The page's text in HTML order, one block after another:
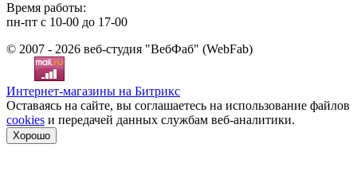
Время работы:
пн-пт с 10-00 до 17-00
© 2007 - 2026 веб-студия "ВебФаб" (WebFab)
Интернет-магазины на Битрикс
Оставаясь на сайте, вы соглашаетесь на использование файлов
cookies и передачей данных службам веб-аналитики.
Хорошо